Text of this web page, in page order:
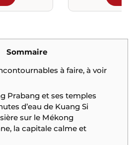
Sommaire
à faire, à voir
Prabang et ses temples
d’eau de Kuang Si
sur le Mékong
la capitale calme et